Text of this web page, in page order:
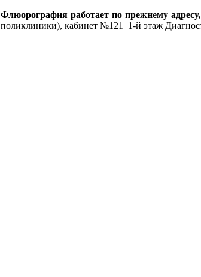
Флюорография работает по прежнему
поликлиники), кабинет №121 1-й этаж